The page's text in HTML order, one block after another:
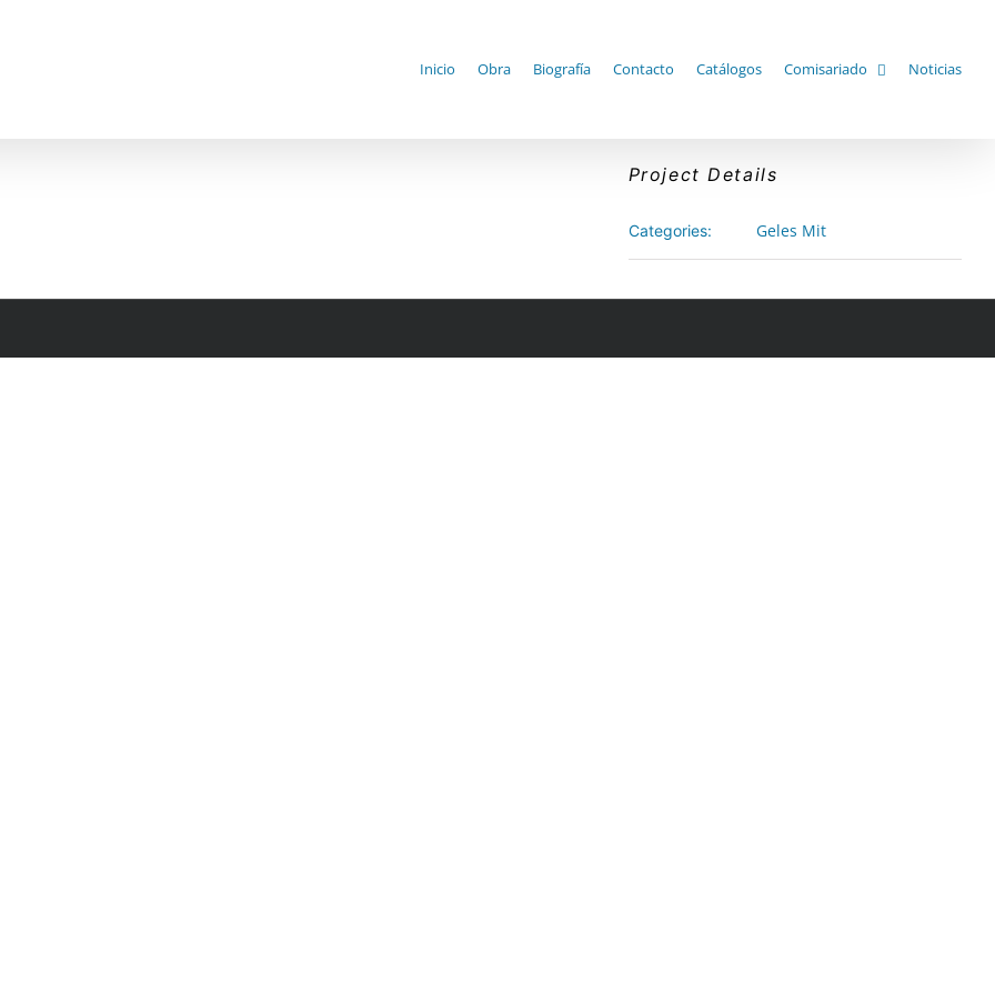
Inicio Obra Biografía Contacto Catálogos Comisariado Noticias
Project Details
Categories: Geles Mit